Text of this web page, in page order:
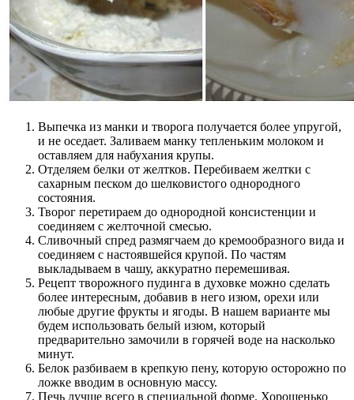
Выпечка из манки и творога получается более упругой,
и не оседает. Заливаем манку тепленьким молоком и
оставляем для набухания крупы.
Отделяем белки от желтков. Перебиваем желтки с
сахарным песком до шелковистого однородного
состояния.
Творог перетираем до однородной консистенции и
соединяем с желточной смесью.
Сливочный спред размягчаем до кремообразного вида и
соединяем с настоявшейся крупой. По частям
выкладываем в чашу, аккуратно перемешивая.
Рецепт творожного пудинга в духовке можно сделать
более интересным, добавив в него изюм, орехи или
любые другие фрукты и ягоды. В нашем варианте мы
будем использовать белый изюм, который
предварительно замочили в горячей воде на насколько
минут.
Белок разбиваем в крепкую пену, которую осторожно по
ложке вводим в основную массу.
Печь лучше всего в специальной форме. Хорошенько